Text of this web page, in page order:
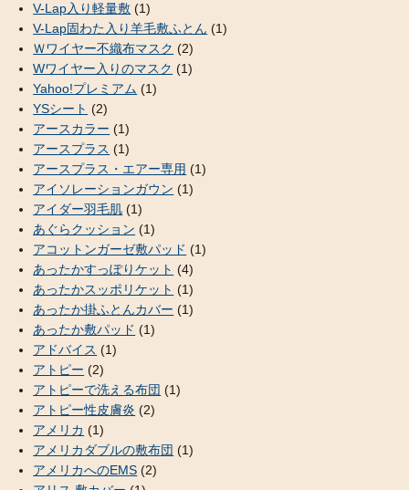
V-Lap入り軽量敷 (1)
V-Lap固わた入り羊毛敷ふとん (1)
Ｗワイヤー不織布マスク (2)
Wワイヤー入りのマスク (1)
Yahoo!プレミアム (1)
YSシート (2)
アースカラー (1)
アースプラス (1)
アースプラス・エアー専用 (1)
アイソレーションガウン (1)
アイダー羽毛肌 (1)
あぐらクッション (1)
アコットンガーゼ敷パッド (1)
あったかすっぽりケット (4)
あったかスッポリケット (1)
あったか掛ふとんカバー (1)
あったか敷パッド (1)
アドバイス (1)
アトピー (2)
アトピーで洗える布団 (1)
アトピー性皮膚炎 (2)
アメリカ (1)
アメリカダブルの敷布団 (1)
アメリカへのEMS (2)